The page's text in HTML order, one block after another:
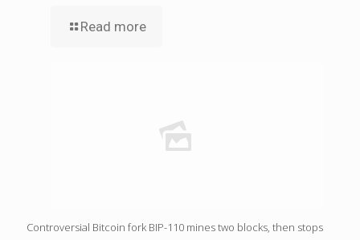
Read more
Controversial Bitcoin fork BIP-110 mines two blocks, then stops